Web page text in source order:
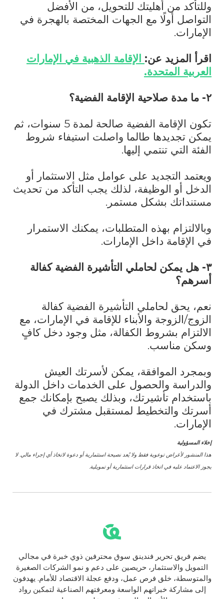
وللتأكد من أهليتك للتحويل، من الأفضل
التواصل أولًا مع الجهات المختصة بالهجرة في
الإمارات.
اقرأ المزيد عن: الإقامة الذهبية في الإمارات
العربية المتحدة.
٢- ما مدة صلاحية الإقامة الفضية؟
تكون الإقامة الفضية صالحة لمدة 5 سنوات، ثم
يمكن تجديدها طالما واصلت استيفاء شروط
الفئة التي تنتمي إليها.
ويعتمد التجديد على عوامل مثل الاستثمار أو
الدخل أو الوظيفة، لذلك يجب التأكد من تحديث
مستنداتك بشكل مستمر.
وبالالتزام بهذه المتطلبات، يمكنك الاستمرار
في الإقامة داخل الإمارات.
٣- هل يمكن لحاملي التأشيرة الفضية كفالة
أسرهم؟
نعم، يحق لحاملي التأشيرة الفضية كفالة
الزوج/الزوجة والأبناء للإقامة في الإمارات، مع
الالتزام بشروط الكفالة، مثل وجود دخل كافٍ
وسكن مناسب.
وبمجرد الموافقة، يمكن لأسرتك العيش
والدراسة والحصول على الخدمات داخل الدولة
باستخدام تأشيرتك، وبذلك يصبح بإمكانك جمع
أسرتك والتخطيط لمستقبل مشترك في
الإمارات.
إخلاء المسؤولية
هذا المنشور لأغراض توعوية فقط ولا يُعد نصيحة استثمارية أو دعوة لاتخاذ أي إجراء مالي. لا
يجوز الاعتماد عليه في اتخاذ قرارات استثمارية أو تمويلية.
يضم فريق تحرير فندينق سوق محترفين ذوي خبرة في مجالي
التمويل والاستثمار، حريصين على دعم و نمو الشركات الصغيرة
والمتوسطة، خلق فرص عمل، ودفع عجلة الاقتصاد للأمام. يهدفون
إلى مشاركة خبراتهم الواسعة ومعرفتهم الصناعية لتمكين رواد